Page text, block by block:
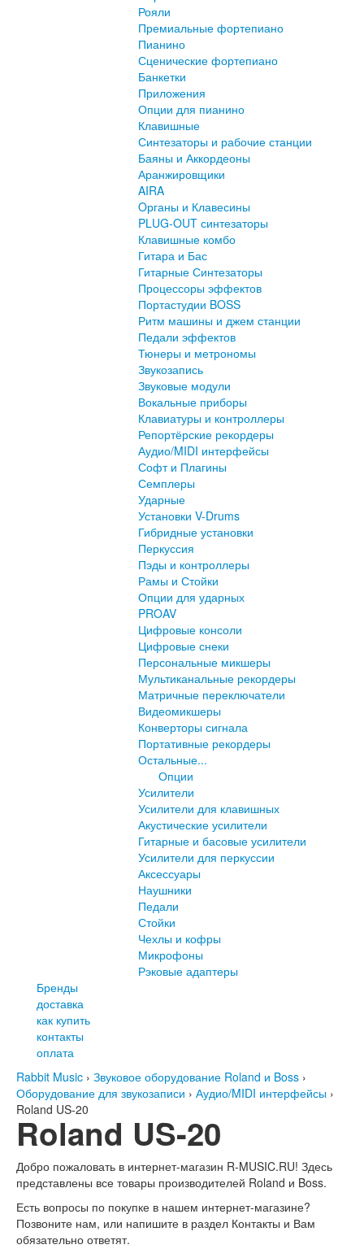
Рояли
Премиальные фортепиано
Пианино
Сценические фортепиано
Банкетки
Приложения
Опции для пианино
Клавишные
Синтезаторы и рабочие станции
Баяны и Аккордеоны
Аранжировщики
AIRA
Oрганы и Клавесины
PLUG-OUT синтезаторы
Клавишные комбо
Гитара и Бас
Гитарные Синтезаторы
Процессоры эффектов
Портастудии BOSS
Ритм машины и джем станции
Педали эффектов
Тюнеры и метрономы
Звукозапись
Звуковые модули
Вокальные приборы
Клавиатуры и контроллеры
Репортёрские рекордеры
Аудио/MIDI интерфейсы
Софт и Плагины
Семплеры
Ударные
Установки V-Drums
Гибридные установки
Перкуссия
Пэды и контроллеры
Рамы и Стойки
Опции для ударных
PROAV
Цифровые консоли
Цифровые снеки
Персональные микшеры
Мультиканальные рекордеры
Матричные переключатели
Видеомикшеры
Конверторы сигнала
Портативные рекордеры
Остальные...
Опции
Усилители
Усилители для клавишных
Акустические усилители
Гитарные и басовые усилители
Усилители для перкуссии
Аксессуары
Наушники
Педали
Стойки
Чехлы и кофры
Микрофоны
Рэковые адаптеры
Бренды
доставка
как купить
контакты
оплата
Rabbit Music › Звуковое оборудование Roland и Boss ›
Оборудование для звукозаписи › Аудио/MIDI интерфейсы ›
Roland US-20
Roland US-20
Добро пожаловать в интернет-магазин R-MUSIC.RU! Здесь
представлены все товары производителей Roland и Boss.
Есть вопросы по покупке в нашем интернет-магазине?
Позвоните нам, или напишите в раздел Контакты и Вам
обязательно ответят.